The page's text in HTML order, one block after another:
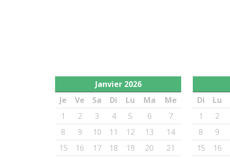
Janvier 2026
Je
Ve Sa Di Lu Ma
Me
1
2 3 4 5 6
7
8
9 10 11 12 13
14
15
16 17 18 19 20
21
Di
Lu
1
2
8
9
15
16